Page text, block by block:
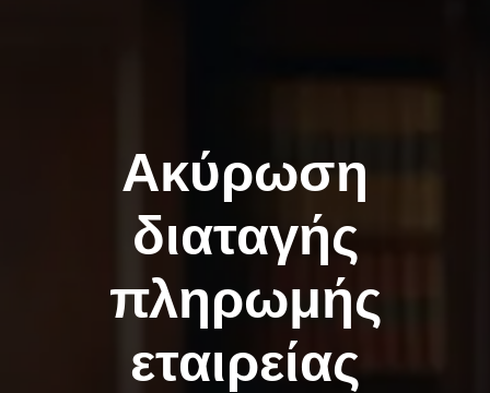
Ακύρωση
διαταγής
πληρωμής
εταιρείας